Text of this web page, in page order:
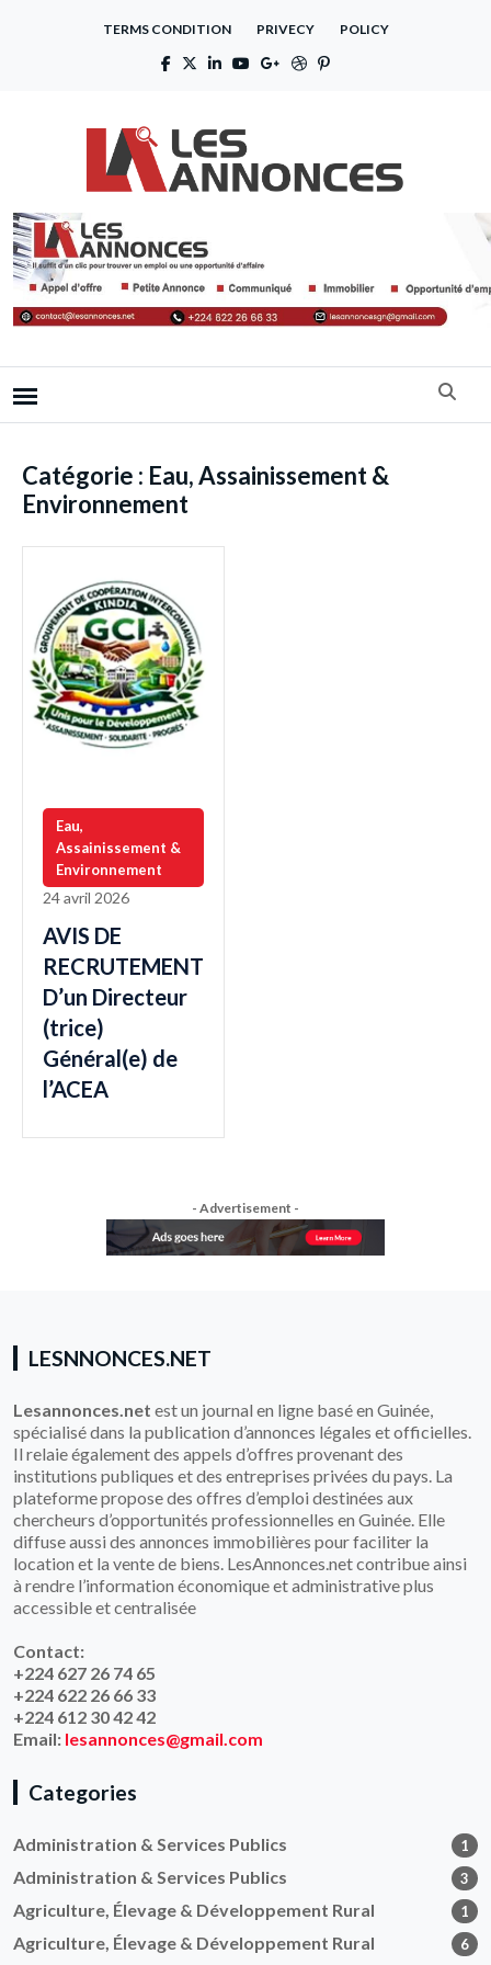
TERMS CONDITION PRIVECY POLICY
Catégorie : Eau, Assainissement &
Environnement
Eau,
Assainissement &
Environnement
24 avril 2026
AVIS DE
RECRUTEMENT
D’un Directeur
(trice)
Général(e) de
l’ACEA
- Advertisement -
LESNNONCES.NET
Lesannonces.net est un journal en ligne basé en Guinée,
spécialisé dans la publication d’annonces légales et officielles.
Il relaie également des appels d’offres provenant des
institutions publiques et des entreprises privées du pays. La
plateforme propose des offres d’emploi destinées aux
chercheurs d’opportunités professionnelles en Guinée. Elle
diffuse aussi des annonces immobilières pour faciliter la
location et la vente de biens. LesAnnonces.net contribue ainsi
à rendre l’information économique et administrative plus
accessible et centralisée
Contact:
+224 627 26 74 65
+224 622 26 66 33
+224 612 30 42 42
Email: lesannonces@gmail.com
Categories
Administration & Services Publics 1
Administration & Services Publics 3
Agriculture, Élevage & Développement Rural 1
Agriculture, Élevage & Développement Rural 6